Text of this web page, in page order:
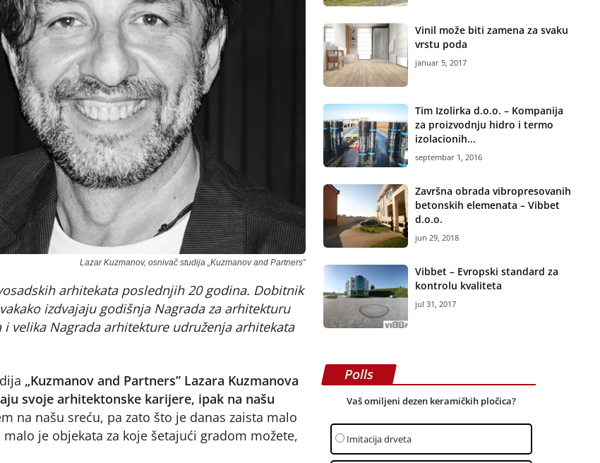
Lazar Kuzmanov, osnivač studija „Kuzmanov and Partners”
arhitekata poslednjih 20 godina. Dobitnik
izdvajaju godišnja Nagrada za arhitekturu
velika Nagrada arhitekture udruženja arhitekata
„Kuzmanov and Partners” Lazara Kuzmanova
svoje arhitektonske karijere, ipak na našu
na našu sreću, pa zato što je danas zaista malo
je objekata za koje šetajući gradom možete,
Vinil može biti zamena za svaku
vrstu poda
januar 5, 2017
Tim Izolirka d.o.o. – Kompanija
za proizvodnju hidro i termo
izolacionih...
septembar 1, 2016
Završna obrada vibropresovanih
betonskih elemenata – Vibbet
d.o.o.
jun 29, 2018
Vibbet – Evropski standard za
kontrolu kvaliteta
jul 31, 2017
Polls
Vaš omiljeni dezen keramičkih pločica?
Imitacija drveta